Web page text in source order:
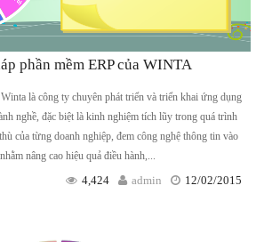
phần mềm ERP của WINTA
là công ty chuyên phát triển và triển khai ứng dụng
nghề, đặc biệt là kinh nghiệm tích lũy trong quá trình
của từng doanh nghiệp, đem công nghệ thông tin vào
nâng cao hiệu quả điều hành,...
12/02/2015
admin
4,424